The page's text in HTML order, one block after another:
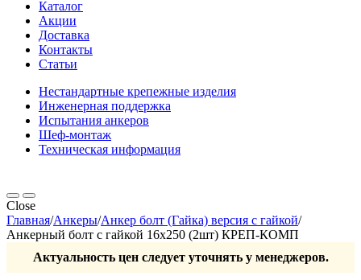
Каталог
Акции
Доставка
Контакты
Статьи
Нестандартные крепежные изделия
Инженерная поддержка
Испытания анкеров
Шеф-монтаж
Техническая информация
Close
Главная/Анкеры/Анкер болт (Гайка) версия с гайкой/
Анкерный болт с гайкой 16х250 (2шт) КРЕП-КОМП
Актуальность цен следует уточнять у менеджеров.